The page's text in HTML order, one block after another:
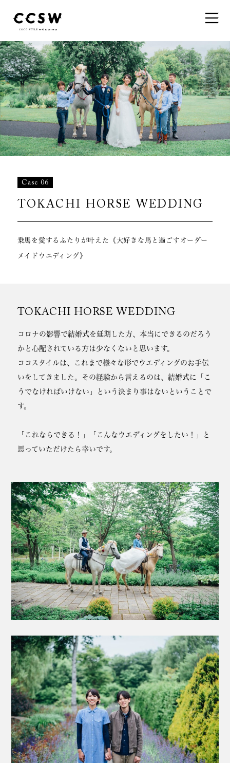
Case 06
TOKACHI HORSE WEDDING
乗馬を愛するふたりが叶えた《大好きな馬と過ごすオーダー
メイドウエディング》
TOKACHI HORSE WEDDING
コロナの影響で結婚式を延期した方、本当にできるのだろう
かと心配されている方は少なくないと思います。
ココスタイルは、これまで様々な形でウエディングのお手伝
いをしてきました。その経験から言えるのは、結婚式に「こ
うでなければいけない」という決まり事はないということで
す。
「これならできる！」「こんなウエディングをしたい！」と
思っていただけたら幸いです。